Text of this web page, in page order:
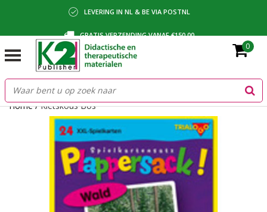
LEVERING IN NL & BE VIA POSTNL
GRATIS VERZENDING VANAF €150,00
BETALING VIA IDEAL, BANCONTACT OF FACTUUR
0
Home/Kletskous Bos